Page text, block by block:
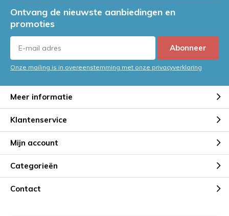
Ontvang de nieuwste aanbiedingen en
promoties
Abonneer
Onze mailing is in overeenstemming met onze privacyverklaring
Meer informatie
Klantenservice
Mijn account
Categorieën
Contact